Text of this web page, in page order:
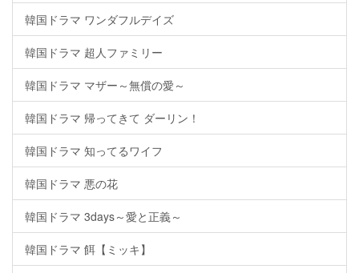
韓国ドラマ ワンダフルデイズ
韓国ドラマ 超人ファミリー
韓国ドラマ マザー～無償の愛～
韓国ドラマ 帰ってきて ダーリン！
韓国ドラマ 知ってるワイフ
韓国ドラマ 悪の花
韓国ドラマ 3days～愛と正義～
韓国ドラマ 餌【ミッキ】